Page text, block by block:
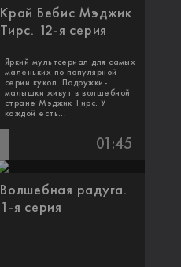
Край Бебис Мэджик
Тирс. 12-я серия
Яркий мультсериал для самых
маленьких по популярной
серии кукол. Подружки-
малышки живут в волшебной
стране Мэджик Тирс. У
каждой есть...
01:45
Волшебная радуга.
1-я серия